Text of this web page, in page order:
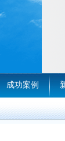
成功案例